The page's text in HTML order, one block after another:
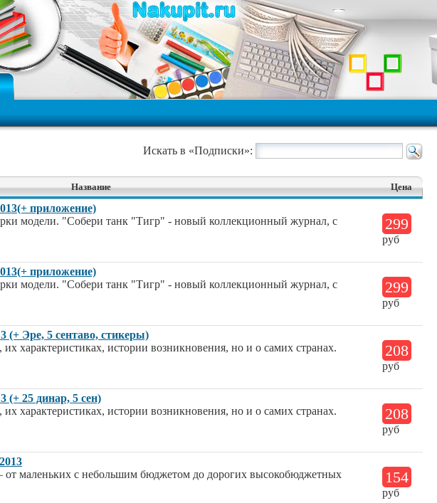
Искать в «Подписки»:
Название Цена
приложение)
модели. "Собери танк "Тигр" - новый коллекционный журнал, с
299
руб
приложение)
модели. "Собери танк "Тигр" - новый коллекционный журнал, с
299
руб
Эре, 5 сентаво, стикеры)
характеристиках, истории возникновения, но и о самих странах.
208
руб
25 динар, 5 сен)
характеристиках, истории возникновения, но и о самих странах.
208
руб
маленьких с небольшим бюджетом до дорогих высокобюджетных
154
руб